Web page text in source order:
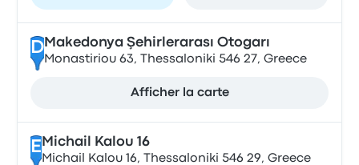
DMakedonya Şehirlerarası Otogarı
Monastiriou 63, Thessaloniki 546 27, Greece
Afficher la carte
E Michail Kalou 16
Michail Kalou 16, Thessaloniki 546 29, Greece